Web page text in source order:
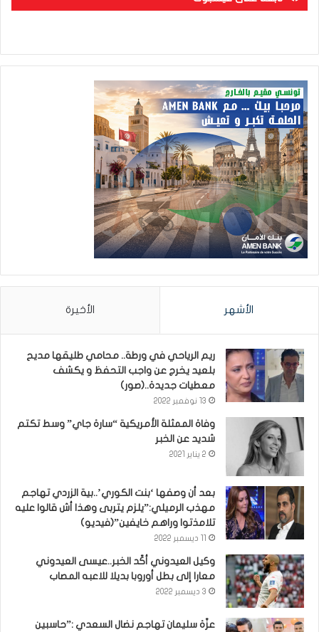
الأشهر الأخيرة
ريم الرياحي في ورطة.. محامي طليقها مديح
بلعيد يخرج عن واجب التحفظ و يكشف
معطيات جديدة..(صور)
13 نوفمبر 2022
وفاة الممثلة الأمريكية “سارة جاي” وسط تكتم
شديد عن الخبر
2 يناير 2021
بعد أن وصفها ‘بنت الكوري’..بية الزردي تهاجم
مهذب الرميلي:”يلزم يتربى وهذا أش قالوا عليه
تلامذتوا وراهم خايفين”(فيديو)
وكيل العيدوني أكّد الخبر..عيسى العيدوني
معارا إلى بطل أوروبا بديلا للاعبه المصاب
3 ديسمبر 2022
عزّة سليمان تهاجم نضال السعدي :”حاسبين